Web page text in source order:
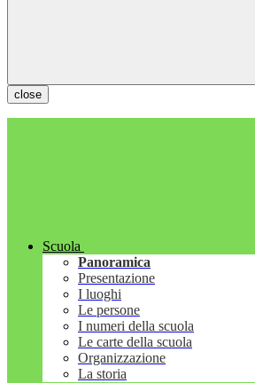
close
Scuola
Panoramica
Presentazione
I luoghi
Le persone
I numeri della scuola
Le carte della scuola
Organizzazione
La storia